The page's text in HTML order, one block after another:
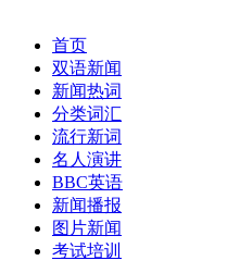
首页
双语新闻
新闻热词
分类词汇
流行新词
名人演讲
BBC英语
新闻播报
图片新闻
考试培训